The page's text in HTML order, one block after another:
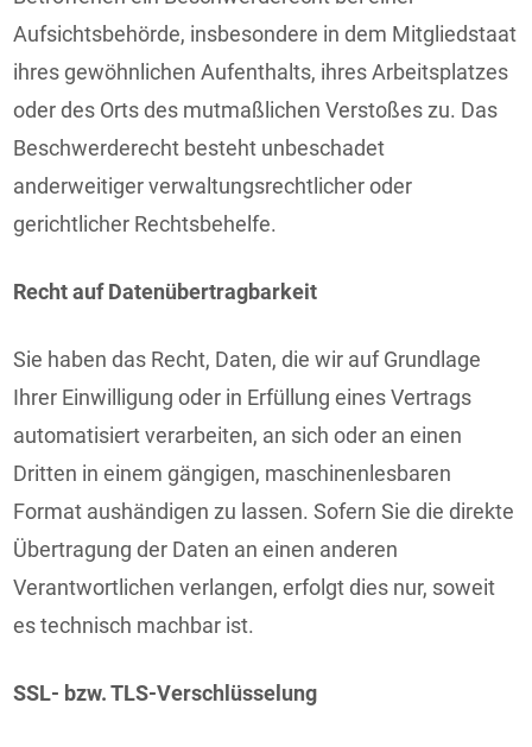
Aufsichtsbehörde, insbesondere in dem Mitgliedstaat
ihres gewöhnlichen Aufenthalts, ihres Arbeitsplatzes
oder des Orts des mutmaßlichen Verstoßes zu. Das
Beschwerderecht besteht unbeschadet
anderweitiger verwaltungsrechtlicher oder
gerichtlicher Rechtsbehelfe.
Recht auf Daten­übertrag­barkeit
Sie haben das Recht, Daten, die wir auf Grundlage
Ihrer Einwilligung oder in Erfüllung eines Vertrags
automatisiert verarbeiten, an sich oder an einen
Dritten in einem gängigen, maschinenlesbaren
Format aushändigen zu lassen. Sofern Sie die direkte
Übertragung der Daten an einen anderen
Verantwortlichen verlangen, erfolgt dies nur, soweit
es technisch machbar ist.
SSL- bzw. TLS-Verschlüsselung